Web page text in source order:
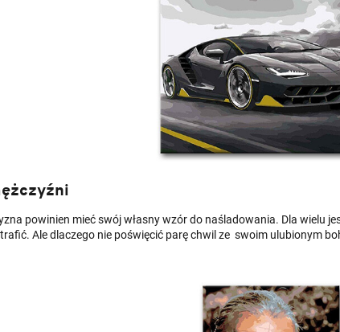
powinien mieć swój własny wzór do naśladowania. Dla wielu
Ale dlaczego nie poświęcić parę chwil ze swoim ulubionym